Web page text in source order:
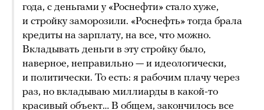
года, с деньгами у «Роснефти» стало хуже,
и стройку заморозили. «Роснефть» тогда брала
кредиты на зарплату, на все, что можно.
Вкладывать деньги в эту стройку было,
наверное, неправильно — и идеологически,
и политически. То есть: я рабочим плачу через
раз, но вкладываю миллиарды в какой-то
красивый объект… В общем, закончилось все